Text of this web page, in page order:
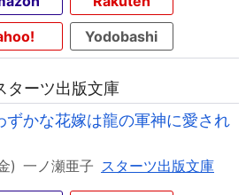
Yodobashi
ターツ出版文庫
ずかな花嫁は龍の軍神に愛され
) 一ノ瀬亜子 スターツ出版文庫